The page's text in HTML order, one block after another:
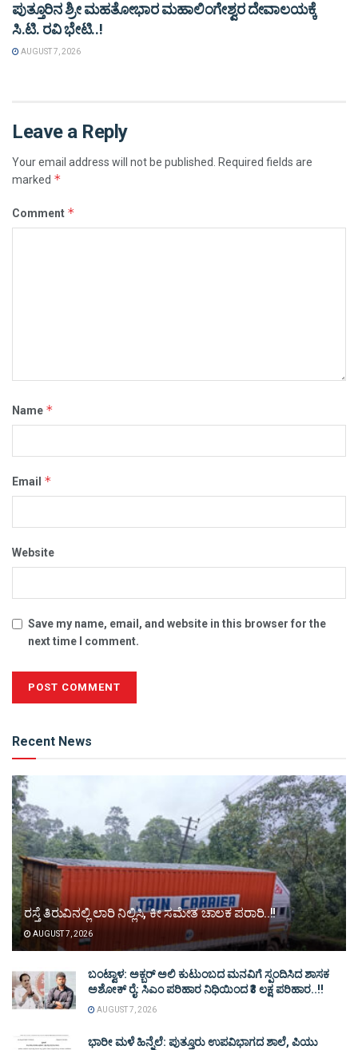
ಪುತ್ತೂರಿನ ಶ್ರೀ ಮಹತೋಭಾರ ಮಹಾಲಿಂಗೇಶ್ವರ ದೇವಾಲಯಕ್ಕೆ
ಸಿ.ಟಿ. ರವಿ ಭೇಟಿ..!
AUGUST 7, 2026
Leave a Reply
Your email address will not be published. Required fields are
marked *
Comment *
Name *
Email *
Website
Save my name, email, and website in this browser for the
next time I comment.
Recent News
ರಸ್ತೆ ತಿರುವಿನಲ್ಲಿ ಲಾರಿ ನಿಲ್ಲಿಸಿ, ಕೀ ಸಮೇತ ಚಾಲಕ ಪರಾರಿ..!!
AUGUST 7, 2026
ಬಂಟ್ವಾಳ: ಅಕ್ಬರ್ ಅಲಿ ಕುಟುಂಬದ ಮನವಿಗೆ ಸ್ಪಂದಿಸಿದ ಶಾಸಕ
ಅಶೋಕ್ ರೈ: ಸಿಎಂ ಪರಿಹಾರ ನಿಧಿಯಿಂದ ₹3 ಲಕ್ಷ ಪರಿಹಾರ..!!
AUGUST 7, 2026
ಭಾರೀ ಮಳೆ ಹಿನ್ನೆಲೆ: ಪುತ್ತೂರು ಉಪವಿಭಾಗದ ಶಾಲೆ, ಪಿಯು